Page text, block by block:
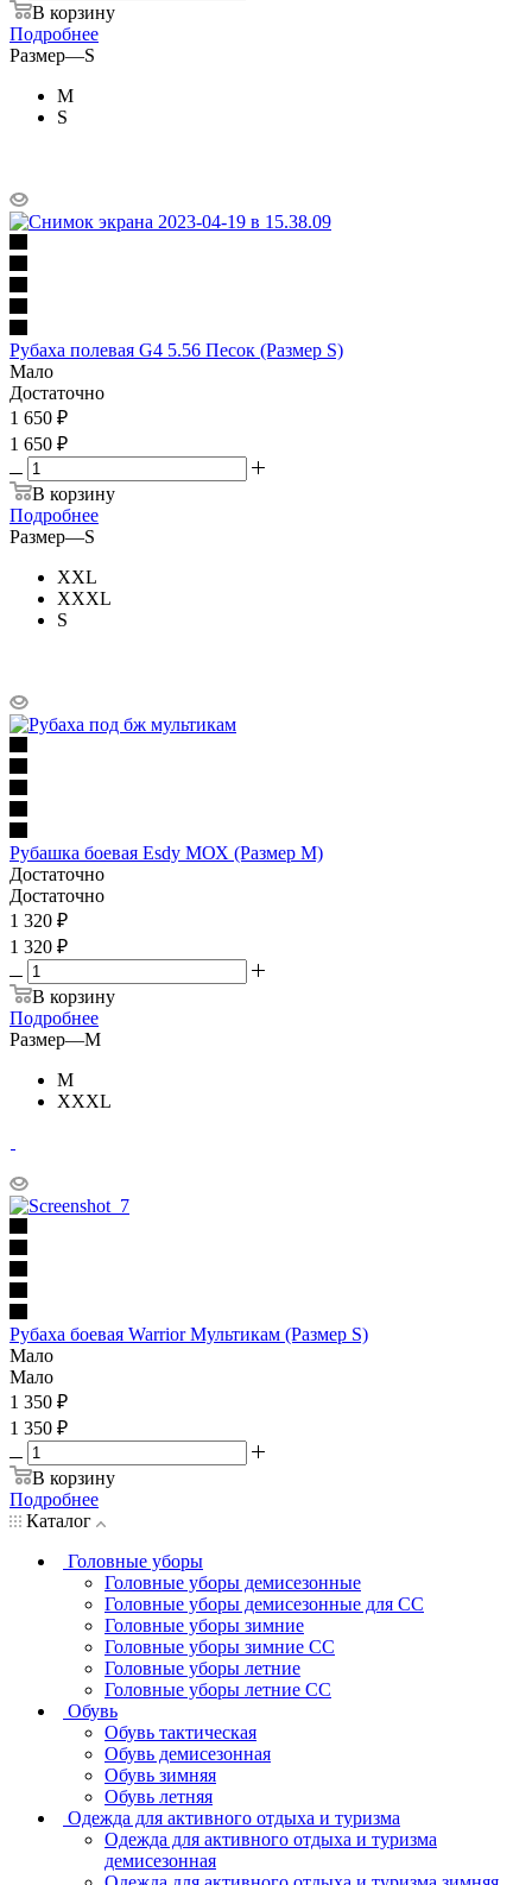
В корзину
Подробнее
Размер—S
M
S
Рубаха полевая G4 5.56 Песок (Размер S)
Мало
Достаточно
1 650 ₽
1 650 ₽
В корзину
Подробнее
Размер—S
XXL
XXXL
S
Рубашка боевая Esdy МОХ (Размер M)
Достаточно
Достаточно
1 320 ₽
1 320 ₽
В корзину
Подробнее
Размер—M
M
XXXL
Рубаха боевая Warrior Мультикам (Размер S)
Мало
Мало
1 350 ₽
1 350 ₽
В корзину
Подробнее
Каталог
Головные уборы
Головные уборы демисезонные
Головные уборы демисезонные для СС
Головные уборы зимние
Головные уборы зимние СС
Головные уборы летние
Головные уборы летние СС
Обувь
Обувь тактическая
Обувь демисезонная
Обувь зимняя
Обувь летняя
Одежда для активного отдыха и туризма
Одежда для активного отдыха и туризма
демисезонная